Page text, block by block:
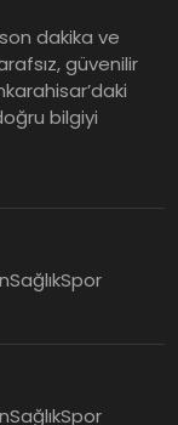
dakika ve
güvenilir
bilgiyi
SağlıkSpor
SağlıkSpor